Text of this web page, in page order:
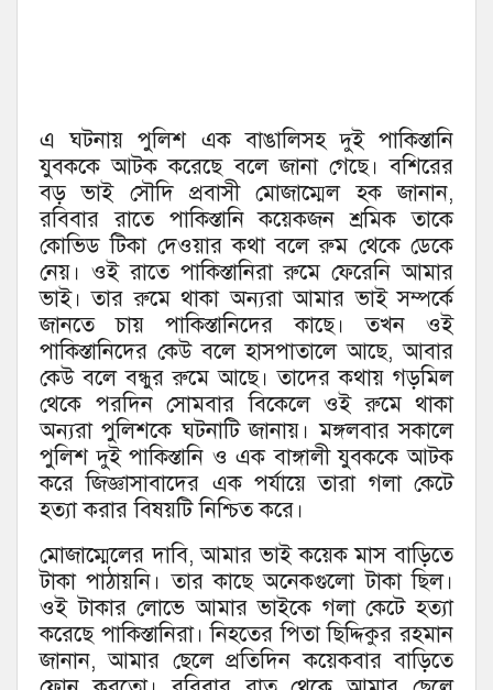
এ ঘটনায় পুলিশ এক বাঙালিসহ দুই পাকিস্তানি
যুবককে আটক করেছে বলে জানা গেছে। বশিরের
বড় ভাই সৌদি প্রবাসী মোজাম্মেল হক জানান,
রবিবার রাতে পাকিস্তানি কয়েকজন শ্রমিক তাকে
কোভিড টিকা দেওয়ার কথা বলে রুম থেকে ডেকে
নেয়। ওই রাতে পাকিস্তানিরা রুমে ফেরেনি আমার
ভাই। তার রুমে থাকা অন্যরা আমার ভাই সম্পর্কে
জানতে চায় পাকিস্তানিদের কাছে। তখন ওই
পাকিস্তানিদের কেউ বলে হাসপাতালে আছে, আবার
কেউ বলে বন্ধুর রুমে আছে। তাদের কথায় গড়মিল
থেকে পরদিন সোমবার বিকেলে ওই রুমে থাকা
অন্যরা পুলিশকে ঘটনাটি জানায়। মঙ্গলবার সকালে
পুলিশ দুই পাকিস্তানি ও এক বাঙ্গালী যুবককে আটক
করে জিজ্ঞাসাবাদের এক পর্যায়ে তারা গলা কেটে
হত্যা করার বিষয়টি নিশ্চিত করে।
মোজাম্মেলের দাবি, আমার ভাই কয়েক মাস বাড়িতে
টাকা পাঠায়নি। তার কাছে অনেকগুলো টাকা ছিল।
ওই টাকার লোভে আমার ভাইকে গলা কেটে হত্যা
করেছে পাকিস্তানিরা। নিহতের পিতা ছিদ্দিকুর রহমান
জানান, আমার ছেলে প্রতিদিন কয়েকবার বাড়িতে